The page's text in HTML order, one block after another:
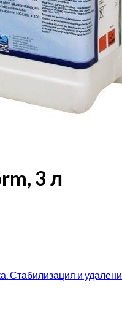
3 л
Стабилизация и